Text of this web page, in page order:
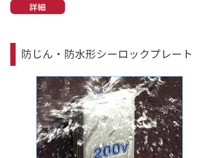
詳細
防じん・防水形シーロックプレート